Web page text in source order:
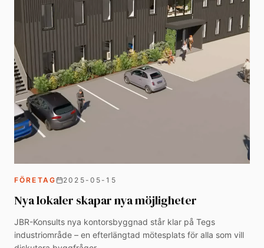
FÖRETAG 2025-05-15
Nya lokaler skapar nya möjligheter
JBR-Konsults nya kontorsbyggnad står klar på Tegs
industriområde – en efterlängtad mötesplats för alla som vill